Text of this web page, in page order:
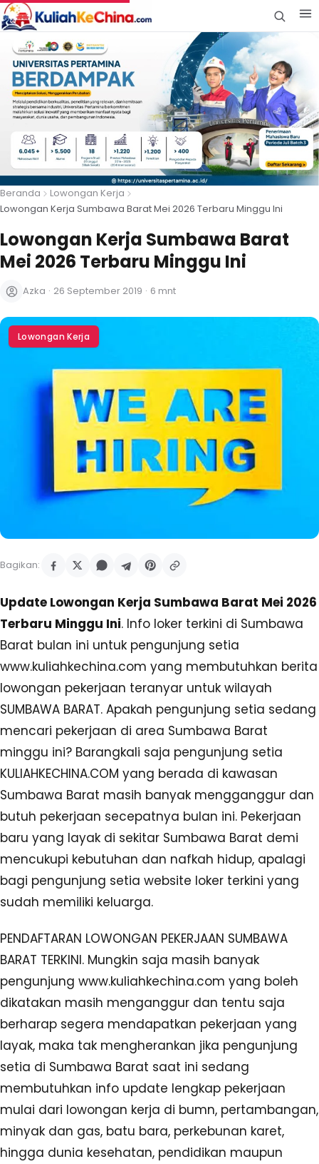
Beranda
Lowongan Kerja
Lowongan Kerja Sumbawa Barat Mei 2026 Terbaru Minggu Ini
Lowongan Kerja Sumbawa Barat
Mei 2026 Terbaru Minggu Ini
Azka · 26 September 2019 · 6 mnt
Lowongan Kerja
Bagikan:
Update Lowongan Kerja Sumbawa Barat Mei 2026
Terbaru Minggu Ini. Info loker terkini di Sumbawa
Barat bulan ini untuk pengunjung setia
www.kuliahkechina.com yang membutuhkan berita
lowongan pekerjaan teranyar untuk wilayah
SUMBAWA BARAT. Apakah pengunjung setia sedang
mencari pekerjaan di area Sumbawa Barat
minggu ini? Barangkali saja pengunjung setia
KULIAHKECHINA.COM yang berada di kawasan
Sumbawa Barat masih banyak mengganggur dan
butuh pekerjaan secepatnya bulan ini. Pekerjaan
baru yang layak di sekitar Sumbawa Barat demi
mencukupi kebutuhan dan nafkah hidup, apalagi
bagi pengunjung setia website loker terkini yang
sudah memiliki keluarga.
PENDAFTARAN LOWONGAN PEKERJAAN SUMBAWA
BARAT TERKINI. Mungkin saja masih banyak
pengunjung www.kuliahkechina.com yang boleh
dikatakan masih menganggur dan tentu saja
berharap segera mendapatkan pekerjaan yang
layak, maka tak mengherankan jika pengunjung
setia di Sumbawa Barat saat ini sedang
membutuhkan info update lengkap pekerjaan
mulai dari lowongan kerja di bumn, pertambangan,
minyak dan gas, batu bara, perkebunan karet,
hingga dunia kesehatan, pendidikan maupun